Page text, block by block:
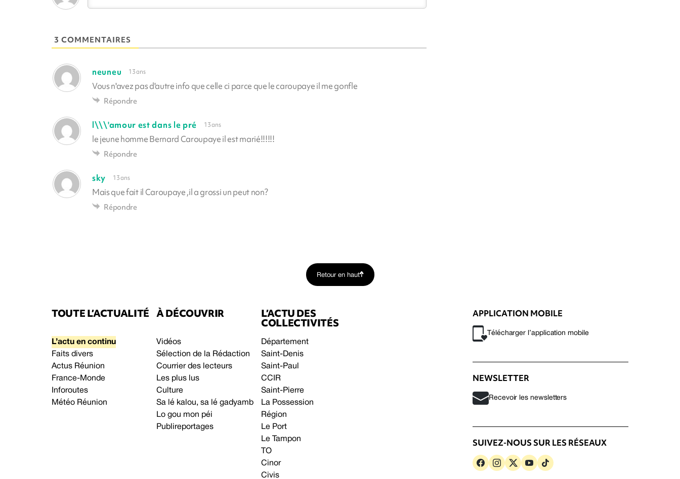
3 COMMENTAIRES
neuneu 13 ans
Vous n'avez pas d'autre info que celle ci parce que le caroupaye il me gonfle
Répondre
l\\\'amour est dans le pré 13 ans
le jeune homme Bernard Caroupaye il est marié!!!!!!
Répondre
sky 13 ans
Mais que fait il Caroupaye ,il a grossi un peut non?
Répondre
Retour en haut
TOUTE L’ACTUALITÉ
L’actu en continu
Faits divers
Actus Réunion
France-Monde
Inforoutes
Météo Réunion
À DÉCOUVRIR
Vidéos
Sélection de la Rédaction
Courrier des lecteurs
Les plus lus
Culture
Sa lé kalou, sa lé gadyamb
Lo gou mon péi
Publireportages
L’ACTU DES
COLLECTIVITÉS
Département
Saint-Denis
Saint-Paul
CCIR
Saint-Pierre
La Possession
Région
Le Port
Le Tampon
TO
Cinor
Civis
APPLICATION MOBILE
Télécharger l’application mobile
NEWSLETTER
Recevoir les newsletters
SUIVEZ-NOUS SUR LES RÉSEAUX